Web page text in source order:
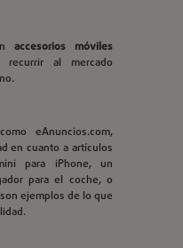
accesorios móviles
al mercado
eAnuncios.com,
en cuanto a artículos
para iPhone, un
para el coche, o
ejemplos de lo que